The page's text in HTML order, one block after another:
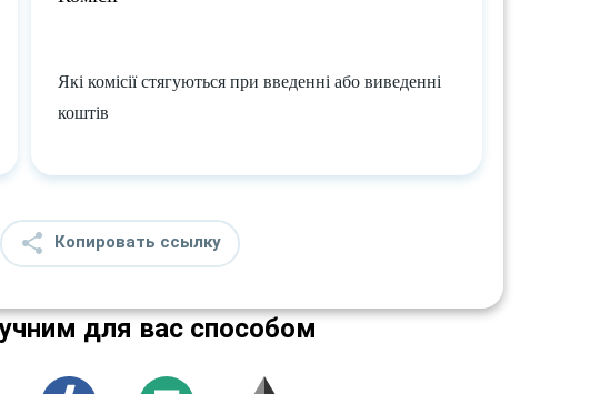
Які комісії стягуються при введенні або виведенні
коштів
Копировать ссылку
для вас способом